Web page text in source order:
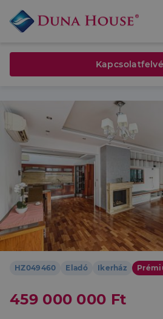
HZ049460 Eladó Ikerház
459 000 000 Ft